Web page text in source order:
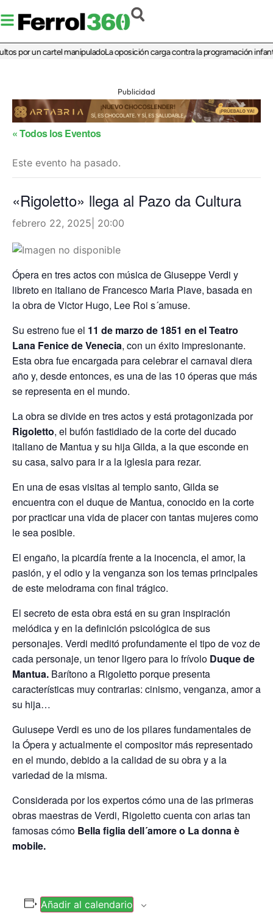
por un cartel manipuladoLa oposición carga contra la programación
Publicidad
« Todos los Eventos
Este evento ha pasado.
«Rigoletto» llega al Pazo da Cultura
febrero 22, 2025| 20:00
Ópera en tres actos con música de Giuseppe Verdi y
libreto en italiano de Francesco Maria Piave, basada en
la obra de Victor Hugo, Lee Roi s´amuse.
Su estreno fue el 11 de marzo de 1851 en el Teatro
Lana Fenice de Venecia, con un éxito impresionante.
Esta obra fue encargada para celebrar el carnaval diera
año y, desde entonces, es una de las 10 óperas que más
se representa en el mundo.
La obra se divide en tres actos y está protagonizada por
Rigoletto, el bufón fastidiado de la corte del ducado
italiano de Mantua y su hija Gilda, a la que esconde en
su casa, salvo para ir a la iglesia para rezar.
En una de esas visitas al templo santo, Gilda se
encuentra con el duque de Mantua, conocido en la corte
por practicar una vida de placer con tantas mujeres como
le sea posible.
El engaño, la picardía frente a la inocencia, el amor, la
pasión, y el odio y la venganza son los temas principales
de este melodrama con final trágico.
El secreto de esta obra está en su gran inspiración
melódica y en la definición psicológica de sus
personajes. Verdi meditó profundamente el tipo de voz de
cada personaje, un tenor ligero para lo frívolo Duque de
Mantua. Barítono a Rigoletto porque presenta
características muy contrarias: cinismo, venganza, amor a
su hija…
Guiusepe Verdi es uno de los pilares fundamentales de
la Ópera y actualmente el compositor más representado
en el mundo, debido a la calidad de su obra y a la
variedad de la misma.
Considerada por los expertos cómo una de las primeras
obras maestras de Verdi, Rigoletto cuenta con arias tan
famosas cómo Bella figlia dell´amore o La donna è
mobile.
Añadir al calendario